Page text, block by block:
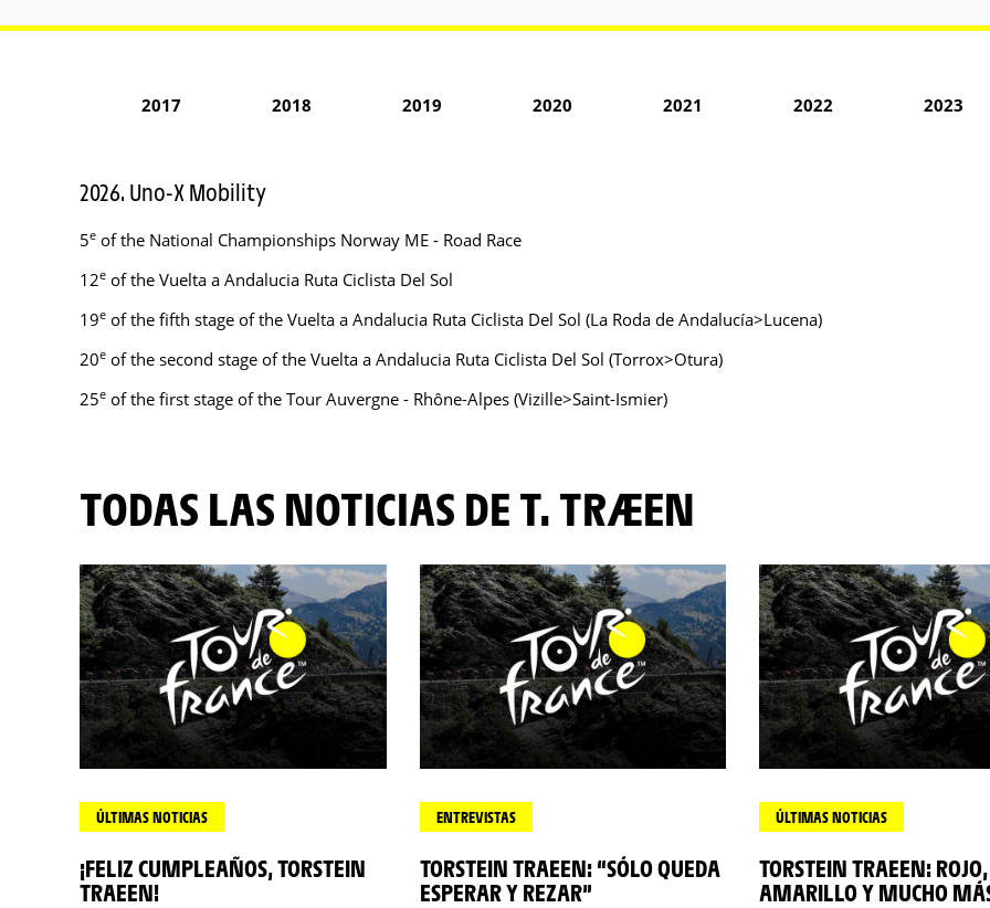
2017 2018 2019 2020 2021 2022 2023
2026. Uno-X Mobility
5e of the National Championships Norway ME - Road Race
12e of the Vuelta a Andalucia Ruta Ciclista Del Sol
19e of the fifth stage of the Vuelta a Andalucia Ruta Ciclista Del Sol (La Roda de Andalucía>Lucena)
20e of the second stage of the Vuelta a Andalucia Ruta Ciclista Del Sol (Torrox>Otura)
25e of the first stage of the Tour Auvergne - Rhône-Alpes (Vizille>Saint-Ismier)
TODAS LAS NOTICIAS DE T. TRÆEN
ÚLTIMAS NOTICIAS
¡FELIZ CUMPLEAÑOS, TORSTEIN
TRAEEN!
ENTREVISTAS
TORSTEIN TRAEEN: “SÓLO QUEDA
ESPERAR Y REZAR”
ÚLTIMAS NOTICIAS
TORSTEIN TRAEEN: ROJO,
AMARILLO Y MUCHO